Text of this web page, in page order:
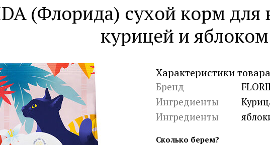
(Флорида) сухой корм для
курицей и яблоком
Характеристики товара
Бренд
Ингредиенты
Ингредиенты
Сколько берем?